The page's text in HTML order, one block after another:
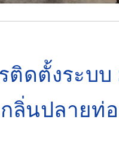
ติดตั้งระบบ
ลิ่นปลายท่อ